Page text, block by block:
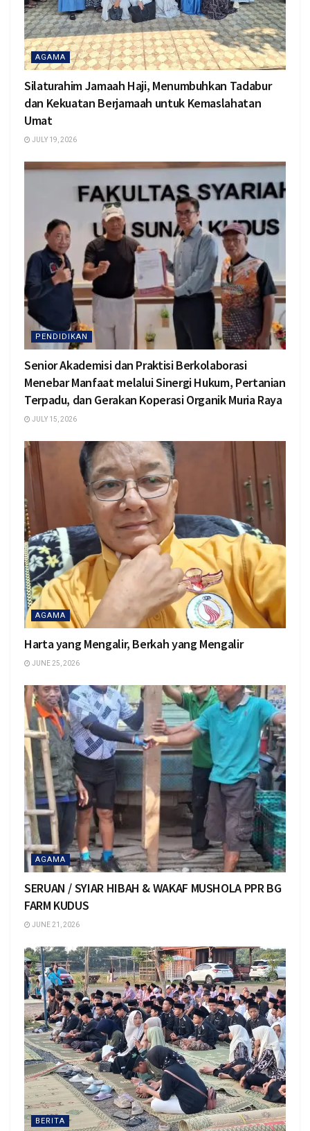
AGAMA
Silaturahim Jamaah Haji, Menumbuhkan Tadabur
dan Kekuatan Berjamaah untuk Kemaslahatan
Umat
JULY 19, 2026
PENDIDIKAN
Senior Akademisi dan Praktisi Berkolaborasi
Menebar Manfaat melalui Sinergi Hukum, Pertanian
Terpadu, dan Gerakan Koperasi Organik Muria Raya
JULY 15, 2026
AGAMA
Harta yang Mengalir, Berkah yang Mengalir
JUNE 25, 2026
AGAMA
SERUAN / SYIAR HIBAH & WAKAF MUSHOLA PPR BG
FARM KUDUS
JUNE 21, 2026
BERITA